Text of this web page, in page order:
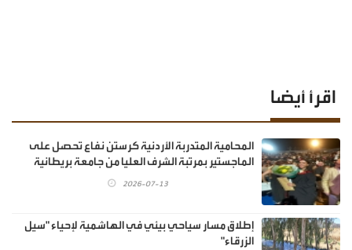
اقرأ أيضا
المحامية المتدربة الأردنية كرستن نفاع تحصل على
الماجستير بمرتبة الشرف العليا من جامعة بريطانية
2026-07-13
إطلاق مسار سياحي بيئي في الهاشمية لإحياء "سيل
الزرقاء"